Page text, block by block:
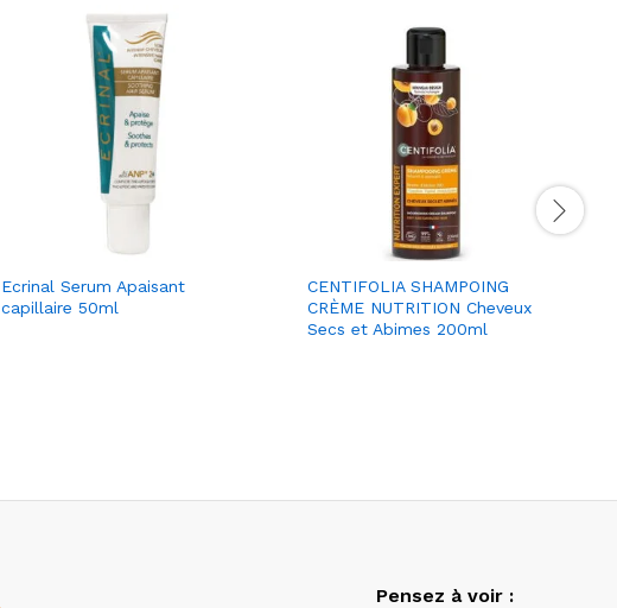
Ecrinal Serum Apaisant
capillaire 50ml
CENTIFOLIA SHAMPOING
CRÈME NUTRITION Cheveux
Secs et Abimes 200ml
Pensez à voir :